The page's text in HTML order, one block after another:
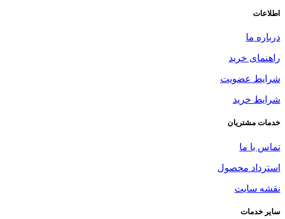
اطلاعات
درباره ما
راهنمای خرید
شرایط عضویت
شرایط خرید
خدمات مشتریان
تماس با ما
استرداد محصول
نقشه سایت
سایر خدمات